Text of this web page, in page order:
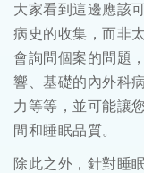
大家看到這邊應該
病史的收集，而非
會詢問個案的問題
響、基礎的內外科
力等等，並可能讓
間和睡眠品質。
除此之外，針對睡